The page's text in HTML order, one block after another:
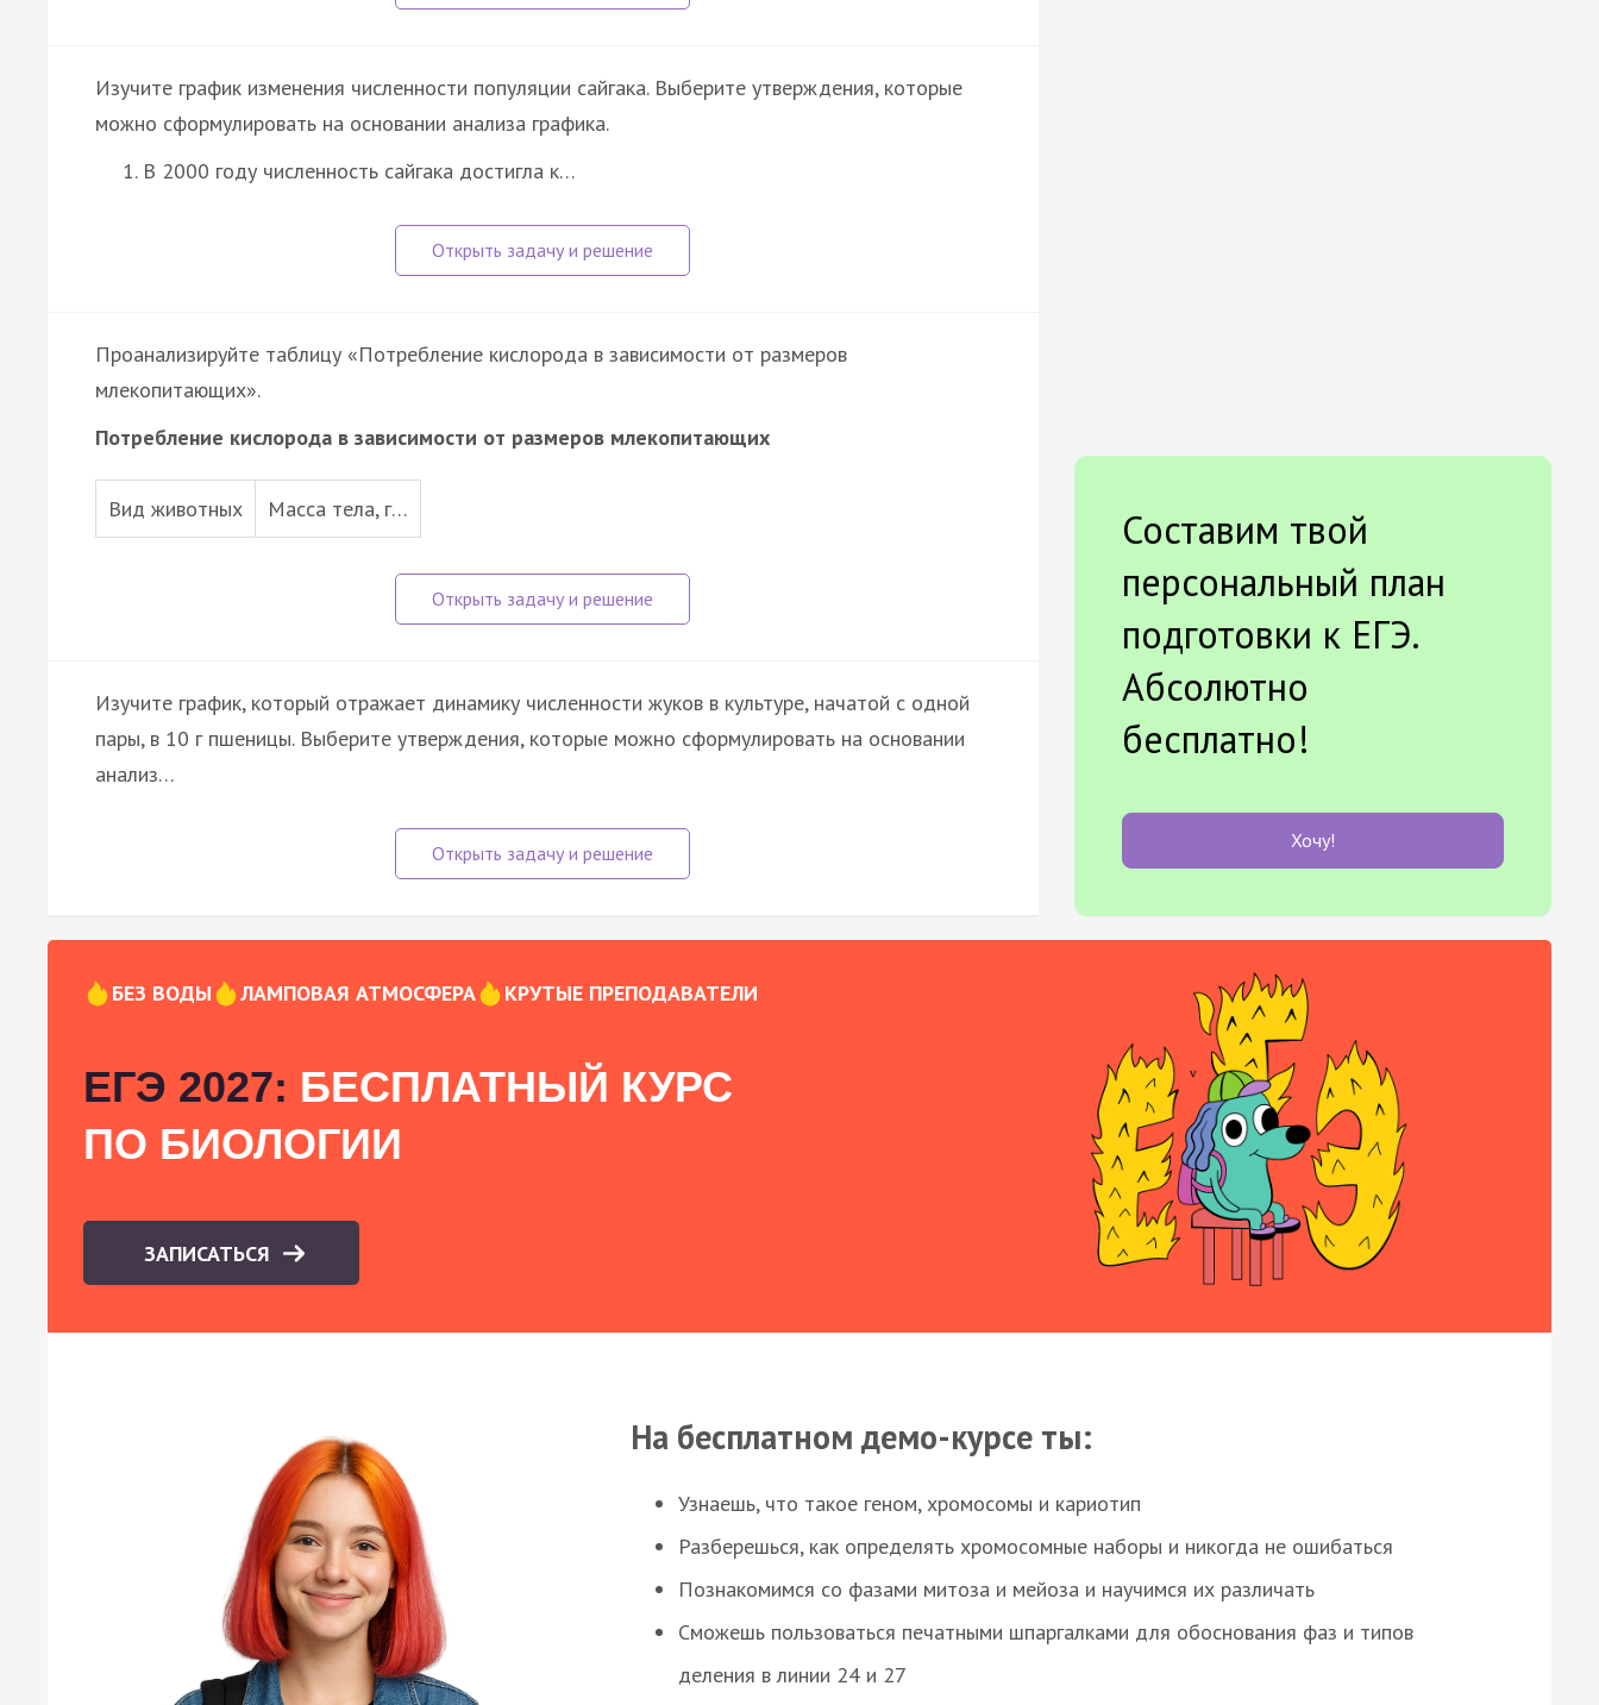
Изучите график изменения численности популяции сайгака. Выберите утверждения, которые
можно сформулировать на основании анализа графика.
В 2000 году численность сайгака достигла к…
Проанализируйте таблицу «Потребление кислорода в зависимости от размеров
млекопитающих».
Потребление кислорода в зависимости от размеров млекопитающих
Вид животных Масса тела, г…
Изучите график, который отражает динамику численности жуков в культуре, начатой с одной
пары, в 10 г пшеницы. Выберите утверждения, которые можно сформулировать на основании
анализ…
Составим твой
персональный план
подготовки к ЕГЭ.
Абсолютно
бесплатно!
Хочу!
БЕЗ ВОДЫ ЛАМПОВАЯ АТМОСФЕРА КРУТЫЕ ПРЕПОДАВАТЕЛИ
ЕГЭ 2027: БЕСПЛАТНЫЙ КУРС
ПО БИОЛОГИИ
ЗАПИСАТЬСЯ
На бесплатном демо-курсе ты:
Узнаешь, что такое геном, хромосомы и кариотип
Разберешься, как определять хромосомные наборы и никогда не ошибаться
Познакомимся со фазами митоза и мейоза и научимся их различать
Сможешь пользоваться печатными шпаргалками для обоснования фаз и типов
деления в линии 24 и 27